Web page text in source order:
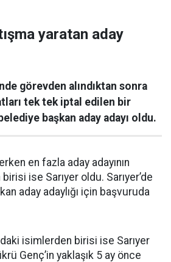
yaratan aday
görevden alındıktan sonra
tek tek iptal edilen bir
başkan aday adayı oldu.
en fazla aday adayının
ise Sarıyer oldu. Sarıyer’de
aday adaylığı için başvuruda
isimlerden birisi ise Sarıyer
Genç’in yaklaşık 5 ay önce